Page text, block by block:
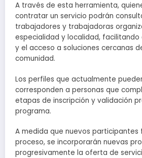
A través de esta herramienta,
contratar un servicio podrán
trabajadores y trabajadoras
especialidad y localidad,
y el acceso a soluciones cercanas
comunidad.
Los perfiles que actualmente
corresponden a personas que
etapas de inscripción y validación
programa.
A medida que nuevos participantes
proceso, se incorporarán nuevas
progresivamente la oferta de